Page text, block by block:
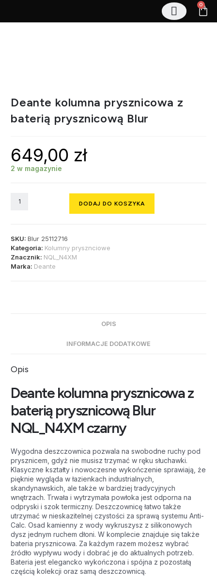
0
Deante kolumna prysznicowa z
baterią prysznicową Blur
649,00 zł
2 w magazynie
DODAJ DO KOSZYKA
SKU:Blur 25112716
Kategoria: Kolumny prysznciowe
Znacznik: NQL_N4XM
Marka: Deante
OPIS
INFORMACJE DODATKOWE
Opis
Deante kolumna prysznicowa z
baterią prysznicową Blur
NQL_N4XM czarny
Wygodna deszczownica pozwala na swobodne ruchy pod
prysznicem, gdyż nie musisz trzymać w ręku słuchawki.
Klasyczne kształty i nowoczesne wykończenie sprawiają, że
pięknie wygląda w łazienkach industrialnych,
skandynawskich, ale także w bardziej tradycyjnych
wnętrzach. Trwała i wytrzymała powłoka jest odporna na
odpryski i szok termiczny. Deszczownicę łatwo także
utrzymać w nieskazitelnej czystości za sprawą systemu Anti-
Calc. Osad kamienny z wody wykruszysz z silikonowych
dysz jednym ruchem dłoni. W komplecie znajduje się także
bateria prysznicowa. Za każdym razem możesz wybrać
źródło wypływu wody i dobrać je do aktualnych potrzeb.
Bateria jest elegancko wykończona i spójna z pozostałą
częścią kolekcji oraz samą deszczownicą.